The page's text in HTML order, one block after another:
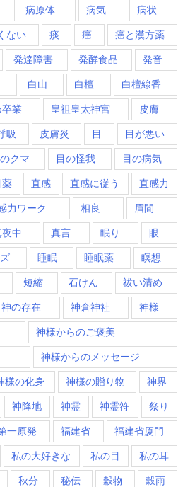
病原体 病気 病状
ない 痰 癌 癌と漢方薬
発達障害 発酵食品 発音
白山 白檀 白檀線香
卒業 皇祖皇太神宮 皮膚
吸 皮膚炎 目 目が悪い
クマ 目の怪我 目の病気
薬 直感 直感に従う 直感力
力ワーク 相良 眉間
中 真言 眠り 眼
睡眠 睡眠薬 瞑想
短縮 石けん 祓い清め
神の存在 神倉神社 神様
神様からのご褒美
神様からのメッセージ
様の化身 神様の贈り物 神界
神降地 神霊 神霊符 祭り
一原発 福建省 福建省厦門
私の大好きな 私の目 私の耳
秋分 秘伝 穀物 穀雨